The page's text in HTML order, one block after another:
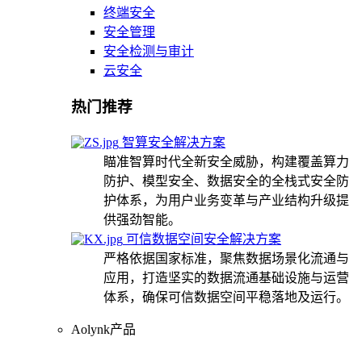
终端安全
安全管理
安全检测与审计
云安全
热门推荐
智算安全解决方案
瞄准智算时代全新安全威胁，构建覆盖算力
防护、模型安全、数据安全的全栈式安全防
护体系，为用户业务变革与产业结构升级提
供强劲智能。
可信数据空间安全解决方案
严格依据国家标准，聚焦数据场景化流通与
应用，打造坚实的数据流通基础设施与运营
体系，确保可信数据空间平稳落地及运行。
Aolynk产品